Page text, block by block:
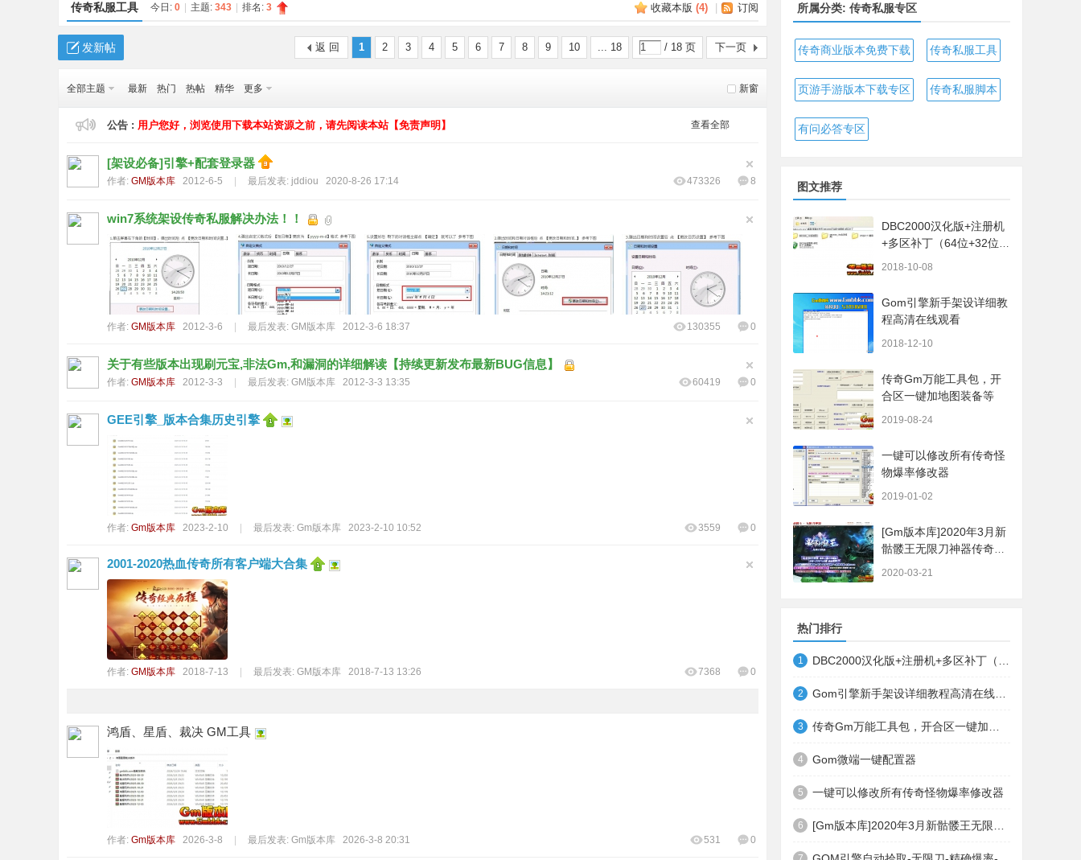
传» ›
收藏本版 (4) 订阅
传奇私服工具 今日: 0 主题: 343 排名: 3
1 2 3 4 5 6 7 8 9 10 ... 18 / 18 页 下一页
返 回
发新帖
新窗
全部主题 最新 热门 热帖 精华 更多
公告 : 用户您好，浏览使用下载本站资源之前，请先阅读本站【免责声明】 查看全部
[架设必备]引擎+配套登录器
作者: GM版本库 2012-6-5 最后发表: jddiou 2020-8-26 17:14 8
473326
win7系统架设传奇私服解决办法！！
作者: GM版本库 2012-3-6 最后发表: GM版本库 2012-3-6 18:37 0
130355
关于有些版本出现刷元宝,非法Gm,和漏洞的详细解读【持续更新发布最新BUG信息】
作者: GM版本库 2012-3-3 最后发表: GM版本库 2012-3-3 13:35 0
60419
GEE引擎_版本合集历史引擎
作者: Gm版本库 2023-2-10 最后发表: Gm版本库 2023-2-10 10:52 0
3559
2001-2020热血传奇所有客户端大合集
作者: GM版本库 2018-7-13 最后发表: GM版本库 2018-7-13 13:26 0
7368
鸿盾、星盾、裁决 GM工具
作者: Gm版本库 2026-3-8 最后发表: Gm版本库 2026-3-8 20:31 0
531
所属分类: 传奇私服专区
传奇商业版本免费下载 传奇私服工具
页游手游版本下载专区 传奇私服脚本
有问必答专区
图文推荐
DBC2000汉化版+注册机
+多区补丁（64位+32位的
2018-10-08
Gom引擎新手架设详细教
程高清在线观看
2018-12-10
传奇Gm万能工具包，开
合区一键加地图装备等
2019-08-24
一键可以修改所有传奇怪
物爆率修改器
2019-01-02
[Gm版本库]2020年3月新
骷髅王无限刀神器传奇版
2020-03-21
热门排行
1
2
3
4 Gom微端一键配置器
5 一键可以修改所有传奇怪物爆率修改器
6